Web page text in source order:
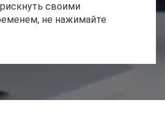
своими
не нажимайте